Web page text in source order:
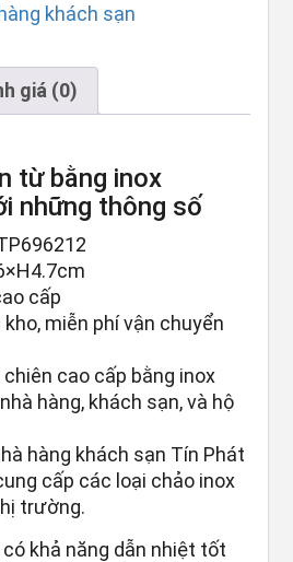
khách sạn
giá (0)
từ bằng inox
những thông số
cấp
miễn phí vận chuyển
cao cấp bằng inox
hàng, khách sạn, và hộ
hàng khách sạn Tín Phát
cấp các loại chảo inox
trường.
có khả năng dẫn nhiệt tốt